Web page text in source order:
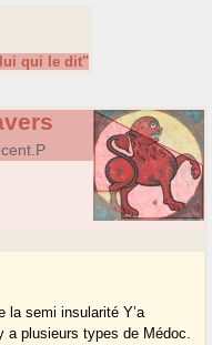
lui qui le dit"
la semi insularité Y’a
a plusieurs types de Médoc.